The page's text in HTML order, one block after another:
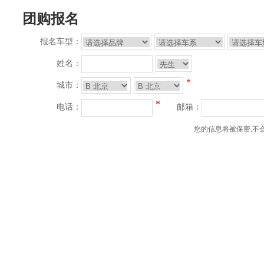
团购报名
报名车型：
姓名：
城市： *
电话： * 邮箱：
您的信息将被保密,不